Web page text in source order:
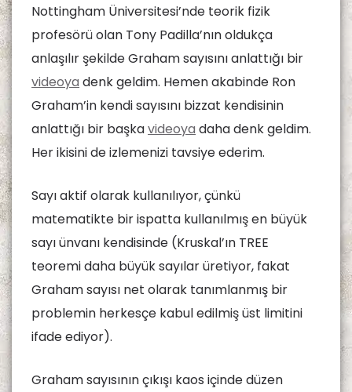
Nottingham Üniversitesi’nde teorik fizik
profesörü olan Tony Padilla’nın oldukça
anlaşılır şekilde Graham sayısını anlattığı bir
videoya denk geldim. Hemen akabinde Ron
Graham’in kendi sayısını bizzat kendisinin
anlattığı bir başkavideoya daha denk geldim.
Her ikisini de izlemenizi tavsiye ederim.
Sayı aktif olarak kullanılıyor, çünkü
matematikte bir ispatta kullanılmış en büyük
sayı ünvanı kendisinde (Kruskal’ın TREE
teoremi daha büyük sayılar üretiyor, fakat
Graham sayısı net olarak tanımlanmış bir
problemin herkesçe kabul edilmiş üst limitini
ifade ediyor).
Graham sayısının çıkışı kaos içinde düzen